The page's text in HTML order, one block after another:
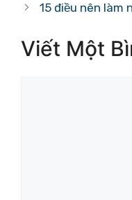
15 điều nên làm
Viết Một